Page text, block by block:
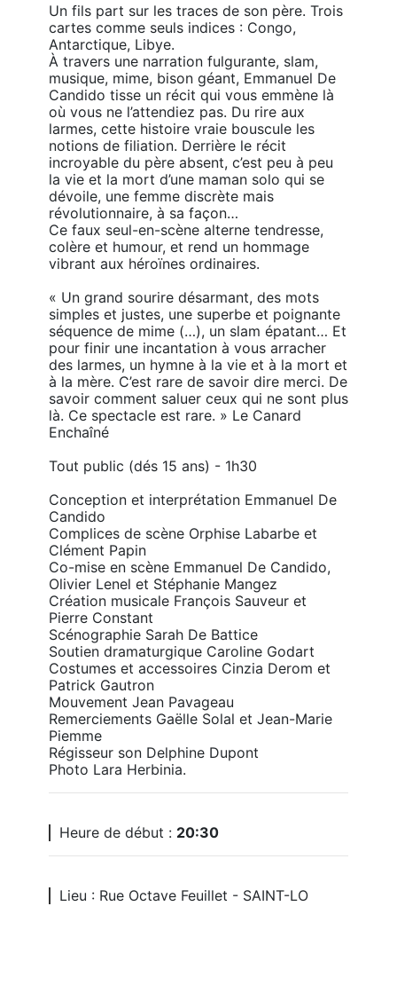
Un fils part sur les traces de son père. Trois
cartes comme seuls indices : Congo,
Antarctique, Libye.
À travers une narration fulgurante, slam,
musique, mime, bison géant, Emmanuel De
Candido tisse un récit qui vous emmène là
où vous ne l’attendiez pas. Du rire aux
larmes, cette histoire vraie bouscule les
notions de filiation. Derrière le récit
incroyable du père absent, c’est peu à peu
la vie et la mort d’une maman solo qui se
dévoile, une femme discrète mais
révolutionnaire, à sa façon…
Ce faux seul-en-scène alterne tendresse,
colère et humour, et rend un hommage
vibrant aux héroïnes ordinaires.
« Un grand sourire désarmant, des mots
simples et justes, une superbe et poignante
séquence de mime (…), un slam épatant… Et
pour finir une incantation à vous arracher
des larmes, un hymne à la vie et à la mort et
à la mère. C’est rare de savoir dire merci. De
savoir comment saluer ceux qui ne sont plus
là. Ce spectacle est rare. » Le Canard
Enchaîné
Tout public (dés 15 ans) - 1h30
Conception et interprétation Emmanuel De
Candido
Complices de scène Orphise Labarbe et
Clément Papin
Co-mise en scène Emmanuel De Candido,
Olivier Lenel et Stéphanie Mangez
Création musicale François Sauveur et
Pierre Constant
Scénographie Sarah De Battice
Soutien dramaturgique Caroline Godart
Costumes et accessoires Cinzia Derom et
Patrick Gautron
Mouvement Jean Pavageau
Remerciements Gaëlle Solal et Jean-Marie
Piemme
Régisseur son Delphine Dupont
Photo Lara Herbinia.
Heure de début : 20:30
Lieu : Rue Octave Feuillet - SAINT-LO